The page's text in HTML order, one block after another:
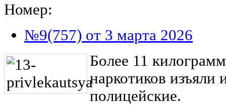
Номер:
№9(757) от 3 марта 2026
Более 11
наркотиков изъяли
полицейские.